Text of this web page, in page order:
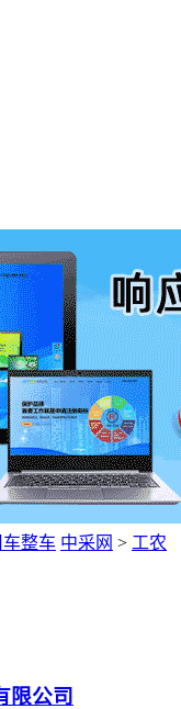
整车 中采网 > 工农
限公司